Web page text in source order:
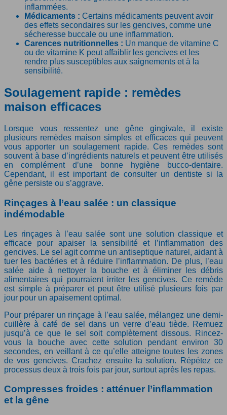
inflammées.
Médicaments : Certains médicaments peuvent avoir
des effets secondaires sur les gencives, comme une
sécheresse buccale ou une inflammation.
Carences nutritionnelles : Un manque de vitamine C
ou de vitamine K peut affaiblir les gencives et les
rendre plus susceptibles aux saignements et à la
sensibilité.
Soulagement rapide : remèdes
maison efficaces
Lorsque vous ressentez une gêne gingivale, il existe
plusieurs remèdes maison simples et efficaces qui peuvent
vous apporter un soulagement rapide. Ces remèdes sont
souvent à base d’ingrédients naturels et peuvent être utilisés
en complément d’une bonne hygiène bucco-dentaire.
Cependant, il est important de consulter un dentiste si la
gêne persiste ou s’aggrave.
Rinçages à l’eau salée : un classique
indémodable
Les rinçages à l’eau salée sont une solution classique et
efficace pour apaiser la sensibilité et l’inflammation des
gencives. Le sel agit comme un antiseptique naturel, aidant à
tuer les bactéries et à réduire l’inflammation. De plus, l’eau
salée aide à nettoyer la bouche et à éliminer les débris
alimentaires qui pourraient irriter les gencives. Ce remède
est simple à préparer et peut être utilisé plusieurs fois par
jour pour un apaisement optimal.
Pour préparer un rinçage à l’eau salée, mélangez une demi-
cuillère à café de sel dans un verre d’eau tiède. Remuez
jusqu’à ce que le sel soit complètement dissous. Rincez-
vous la bouche avec cette solution pendant environ 30
secondes, en veillant à ce qu’elle atteigne toutes les zones
de vos gencives. Crachez ensuite la solution. Répétez ce
processus deux à trois fois par jour, surtout après les repas.
Compresses froides : atténuer l’inflammation
et la gêne